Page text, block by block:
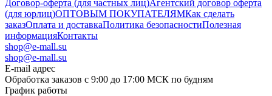
Договор-оферта (для частных лиц)Агентский договор оферта
(для юрлиц)ОПТОВЫМ ПОКУПАТЕЛЯМКак сделать
заказОплата и доставкаПолитика безопасностиПолезная
информацияКонтакты
shop@e-mall.su
shop@e-mall.su
E-mail адрес
Обработка заказов с 9:00 до 17:00 МСК по будням
График работы